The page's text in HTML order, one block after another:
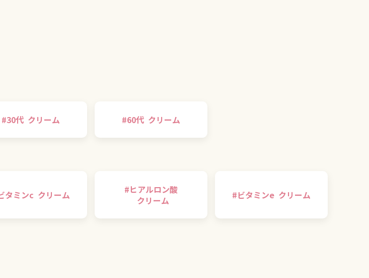
#30代 クリーム #60代 クリーム
タミンc クリーム #ヒアルロン酸
クリーム
#ビタミンe クリーム